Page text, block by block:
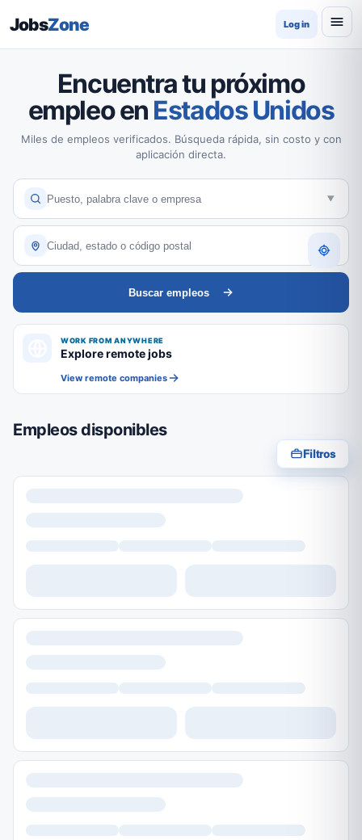
JobsZone Log in
Encuentra tu próximo
empleo en Estados Unidos
Miles de empleos verificados. Búsqueda rápida, sin costo y con
aplicación directa.
Buscar empleos
WORK FROM ANYWHERE
Explore remote jobs
View remote companies
Empleos disponibles
Filtros